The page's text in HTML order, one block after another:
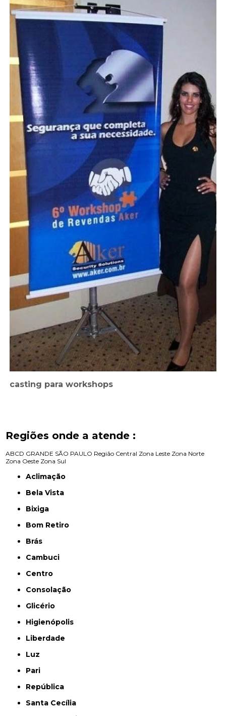
casting para workshops
Regiões onde a atende :
ABCD GRANDE SÃO PAULO Região Central Zona Leste Zona Norte
Zona Oeste Zona Sul
Aclimação
Bela Vista
Bixiga
Bom Retiro
Brás
Cambuci
Centro
Consolação
Glicério
Higienópolis
Liberdade
Luz
Pari
República
Santa Cecília